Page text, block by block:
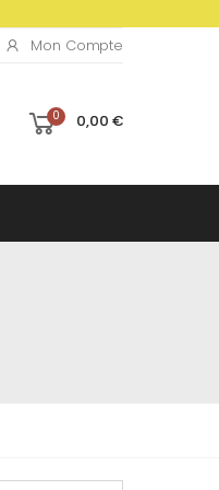
Mon Compte
0 0,00 €